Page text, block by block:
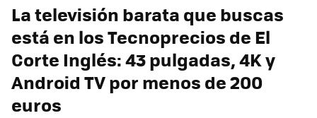
La televisión barata que buscas
está en los Tecnoprecios de El
Corte Inglés: 43 pulgadas, 4K y
Android TV por menos de 200
euros